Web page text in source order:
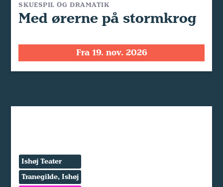
SKUESPIL OG DRAMATIK
Med ørerne på stormkrog
Fra 19. nov. 2026
Ishøj Teater
Tranegilde, Ishøj